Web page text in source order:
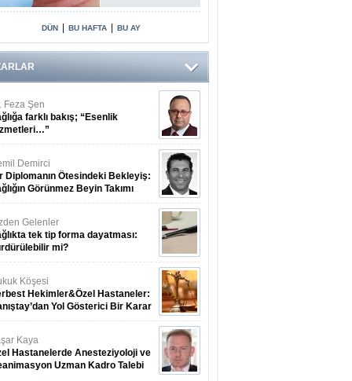
Sağlığı Ve
Şeker
Yönlü Bağ
DÜN BU HAFTA BU AY
Feza Şen
farklı bakış; “Esenlik
Demirci
Diplomanın Ötesindeki Bekleyiş:
Görünmez Beyin Takımı
Gelenler
tek tip forma dayatması:
mi?
Köşesi
Hekimler&Özel Hastaneler:
Yol Gösterici Bir Karar
Kaya
Hastanelerde Anesteziyoloji ve
Uzman Kadro Talebi